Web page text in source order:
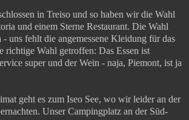
in Treiso und so haben wir die Wahl
und einem Sterne Restaurant. Die Wahl
uns fehlt die angemessene Kleidung für das
richtige Wahl getroffen: Das Essen ist
super und der Wein - naja, Piemont, ist ja
geht es zum Iseo See, wo wir leider an der
Unser Campingplatz an der Süd-